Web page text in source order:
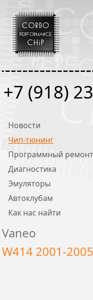
+7 (918)
Новости
Чип-тюнинг
Программный ремонт
Диагностика
Эмуляторы
Автоклубам
Как нас найти
Vaneo
W414 2001-2005